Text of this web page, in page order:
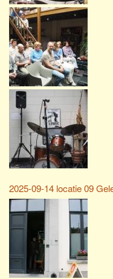
2025-09-14 locatie 09